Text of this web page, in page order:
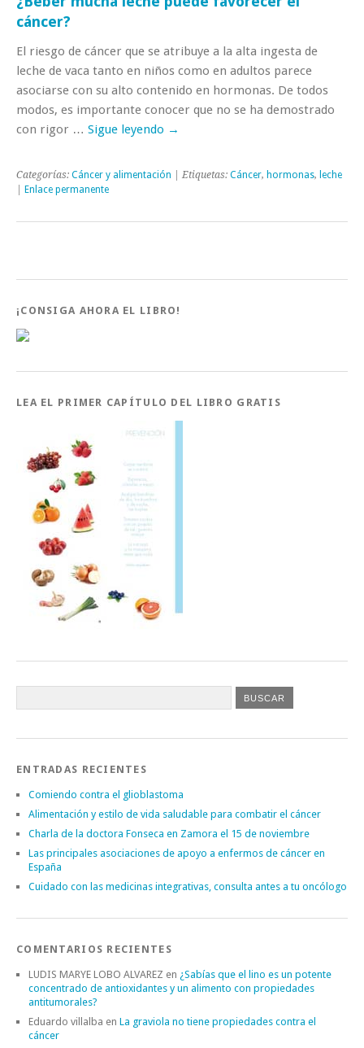
cáncer?
El riesgo de cáncer que se atribuye a la alta ingesta de
leche de vaca tanto en niños como en adultos parece
asociarse con su alto contenido en hormonas. De todos
modos, es importante conocer que no se ha demostrado
con rigor … Sigue leyendo →
Categorías: Cáncer y alimentación | Etiquetas: Cáncer, hormonas, leche
Enlace permanente
¡CONSIGA AHORA EL LIBRO!
LEA EL PRIMER CAPÍTULO DEL LIBRO GRATIS
ENTRADAS RECIENTES
Comiendo contra el glioblastoma
Alimentación y estilo de vida saludable para combatir el cáncer
Charla de la doctora Fonseca en Zamora el 15 de noviembre
Las principales asociaciones de apoyo a enfermos de cáncer en
España
Cuidado con las medicinas integrativas, consulta antes a tu oncólogo
COMENTARIOS RECIENTES
LUDIS MARYE LOBO ALVAREZ en ¿Sabías que el lino es un potente
concentrado de antioxidantes y un alimento con propiedades
antitumorales?
Eduardo villalba en La graviola no tiene propiedades contra el
cáncer